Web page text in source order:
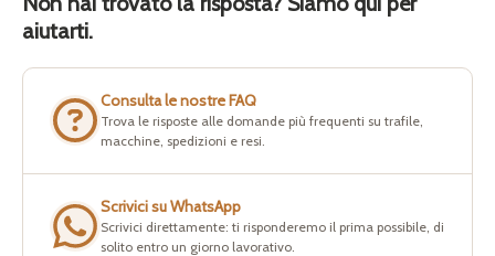
aiutarti.
Consulta le nostre FAQ
Trova le risposte alle domande più frequenti su trafile,
macchine, spedizioni e resi.
Scrivici su WhatsApp
Scrivici direttamente: ti risponderemo il prima possibile, di
solito entro un giorno lavorativo.